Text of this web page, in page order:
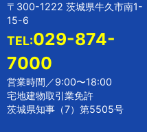
〒300-1222 茨城県牛久市南1-
15-6
TEL:029-874-
7000
営業時間／9:00〜18:00
宅地建物取引業免許
茨城県知事（7）第5505号